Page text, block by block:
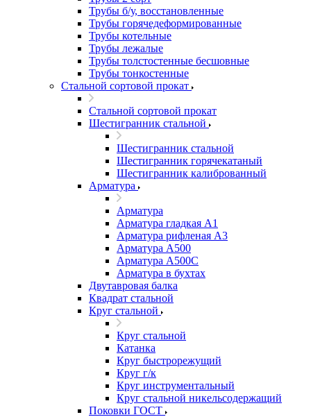
Трубы б/у, восстановленные
Трубы горячедеформированные
Трубы котельные
Трубы лежалые
Трубы толстостенные бесшовные
Трубы тонкостенные
Стальной сортовой прокат
Стальной сортовой прокат
Шестигранник стальной
Шестигранник стальной
Шестигранник горячекатаный
Шестигранник калиброванный
Арматура
Арматура
Арматура гладкая А1
Арматура рифленая А3
Арматура А500
Арматура А500С
Арматура в бухтах
Двутавровая балка
Квадрат стальной
Круг стальной
Круг стальной
Катанка
Круг быстрорежущий
Круг г/к
Круг инструментальный
Круг стальной никельсодержащий
Поковки ГОСТ